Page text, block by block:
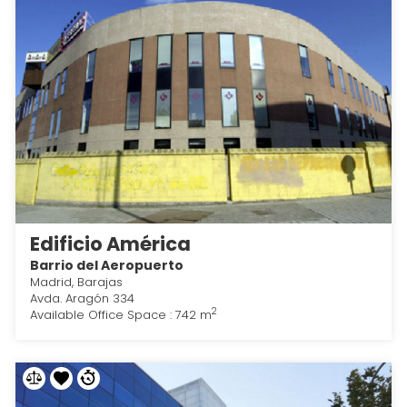
Edificio América
Barrio del Aeropuerto
Madrid, Barajas
Avda. Aragón 334
Available Office Space : 742 m2